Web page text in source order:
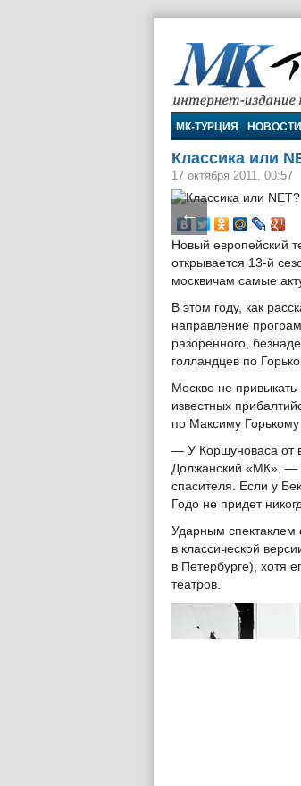
МК-Турция
МК-ТУРЦИЯ НОВОСТИ
Классика или
17 октября 2011, 00:57
←
Новый европейский
открывается 13-й
москвичам самые
В этом году, как
направление
разоренного,
голландцев по
Москве не
известных
по Максиму
— У Коршуноваса от
Должанский «МК», —
спасителя. Если у
Годо не придет
Ударным спектаклем
в классической
в Петербурге), хотя
театров.